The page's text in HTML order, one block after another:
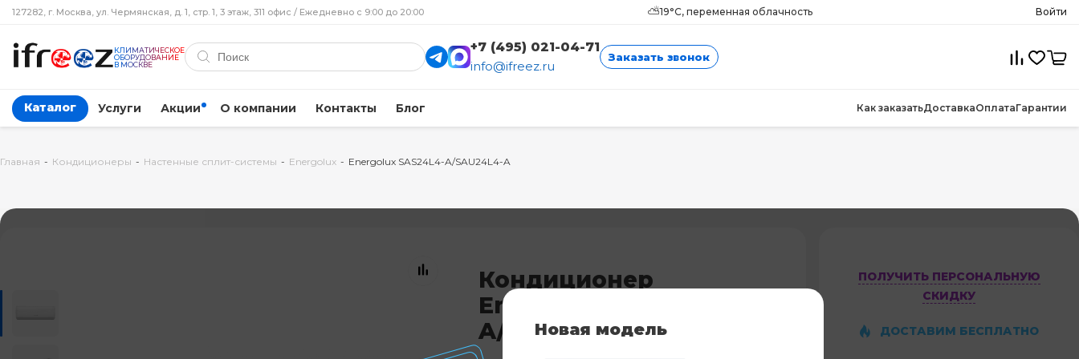
127282, г. Москва, ул. Чермянская, д. 1, стр. 1, 3 этаж, 311 офис / Ежедневно с 9:00 до 20:00 ⛅19°C, переменная облачность Войти
КЛИМАТИЧЕСКОЕ
ОБОРУДОВАНИЕ
В МОСКВЕ
+7 (495) 021-04-71
info@ifreez.ru
Заказать звонок
Каталог Услуги Акции О компании Контакты Блог Как заказатьДоставкаОплатаГарантии
Главная - Кондиционеры - Настенные сплит-системы - Energolux - Energolux SAS24L4-A/SAU24L4-A
Кондиционер
Energolux SAS24L4-
A/SAU24L4-A
ПОЛУЧИТЬ ПЕРСОНАЛЬНУЮ
СКИДКУ
ДОСТАВИМ БЕСПЛАТНО
Новая модель